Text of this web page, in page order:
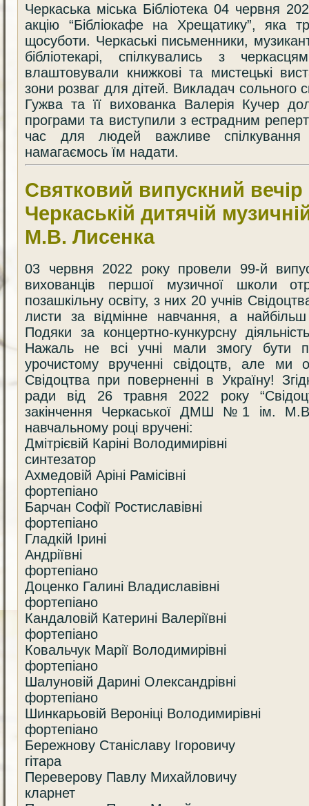
Черкаська міська Бібліотека 04 червня
акцію “Бібліокафе на Хрещатику”, яка
щосуботи. Черкаські письменники,
бібліотекарі, спілкувались з
влаштовували книжкові та мистецькі
зони розваг для дітей. Викладач сольного
Гужва та її вихованка Валерія Кучер
програми та виступили з естрадним
час для людей важливе
намагаємось їм надати.
Святковий випускний
Черкаській дитячій
М.В. Лисенка
03 червня 2022 року провели 99-й
вихованців першої музичної школи
позашкільну освіту, з них 20 учнів
листи за відмінне навчання, а
Подяки за концертно-кункурсну
Нажаль не всі учні мали змогу бути
урочистому врученні свідоцтв, але ми
Свідоцтва при поверненні в Україну!
ради від 26 травня 2022 року
закінчення Черкаської ДМШ №1 ім.
навчальному році вручені:
Дмітрієвій Каріні Володимирівні
синтезатор
Ахмедовій Аріні Рамісівні
фортепіано
Барчан Софії Ростиславівні
фортепіано
Гладкій Ірині
Андріївні
фортепіано
Доценко Галині Владиславівні
фортепіано
Кандаловій Катерині Валеріївні
фортепіано
Ковальчук Марії Володимирівні
фортепіано
Шалуновій Дарині Олександрівні
фортепіано
Шинкарьовій Вероніці Володимирівні
фортепіано
Бережнову Станіславу Ігоровичу
гітара
Переверову Павлу Михайловичу
кларнет